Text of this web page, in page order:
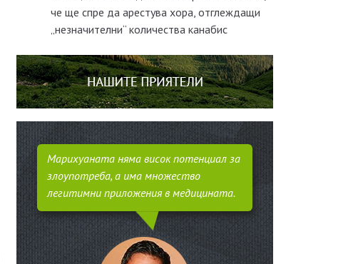
че ще спре да арестува хора, отглеждащи
„незначителни“ количества канабис
Марихуаната няма висок потенциал за
злоупотреба, а има множество
легитимни приложения в медицината.